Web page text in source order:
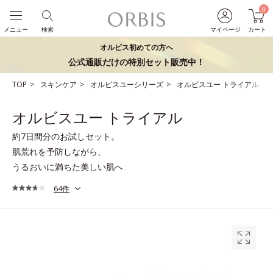
マイページ
0
カート
検索
メニュー
オルビス初めての方へ
公式通販だけの特別セット販売中！
TOP スキンケア オルビスユーシリーズ オルビスユー トライアル
オルビスユー トライアル
約7日間分のお試しセット。
肌荒れを予防しながら、
うるおいに満ちた美しい肌へ
64件